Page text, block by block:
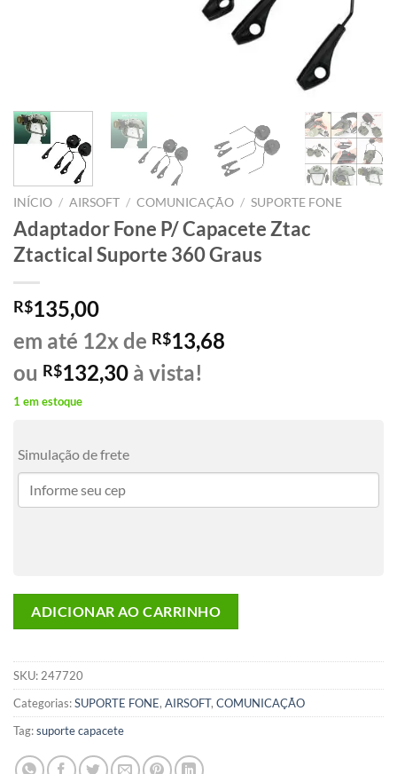
INÍCIO / AIRSOFT / COMUNICAÇÃO / SUPORTE FONE
Adaptador Fone P/ Capacete Ztac
Ztactical Suporte 360 Graus
R$135,00
em até 12x de R$13,68
ou R$132,30 à vista!
1 em estoque
Simulação de frete
ADICIONAR AO CARRINHO
SKU:247720
Categorias:SUPORTE FONE, AIRSOFT, COMUNICAÇÃO
Tag:suporte capacete